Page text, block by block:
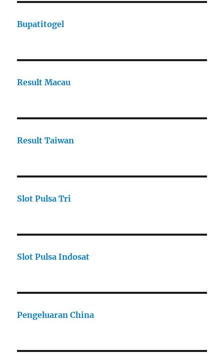
Bupatitogel
Result Macau
Result Taiwan
Slot Pulsa Tri
Slot Pulsa Indosat
Pengeluaran China